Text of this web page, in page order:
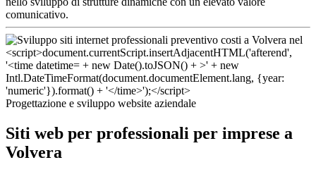
comunicativo.
Progettazione e sviluppo website aziendale
Siti web per professionali per imprese a
Volvera